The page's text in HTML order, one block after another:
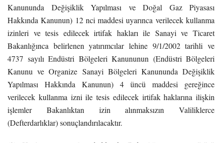
Kanununda Değişiklik Yapılması ve Doğal Gaz Piyasası
Hakkında Kanunun) 12 nci maddesi uyarınca verilecek kullanma
izinleri ve tesis edilecek irtifak hakları ile Sanayi ve Ticaret
Bakanlığınca belirlenen yatırımcılar lehine 9/1/2002 tarihli ve
4737 sayılı Endüstri Bölgeleri Kanununun (Endüstri Bölgeleri
Kanunu ve Organize Sanayi Bölgeleri Kanununda Değişiklik
Yapılması Hakkında Kanunun) 4 üncü maddesi gereğince
verilecek kullanma izni ile tesis edilecek irtifak haklarına ilişkin
işlemler Bakanlıktan izin alınmaksızın Valiliklerce
(Defterdarlıklar) sonuçlandırılacaktır.